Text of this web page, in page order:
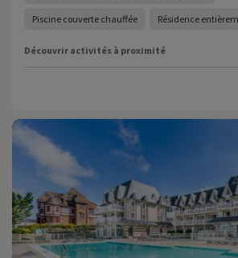
Piscine couverte chauffée Résidence
Découvrir activités à proximité